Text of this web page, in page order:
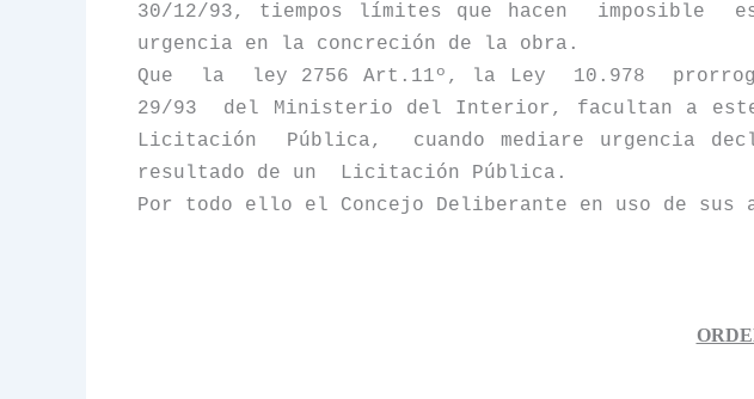
30/12/93, tiempos límites que hacen
imposible
urgencia en la concreción de la obra.
Que
la ley 2756 Art.11º, la Ley 10.978
29/93
del Ministerio del Interior, facultan a este
Licitación
Pública, cuando mediare urgencia
resultado de un
Licitación Pública.
Por todo ello el Concejo Deliberante en uso de